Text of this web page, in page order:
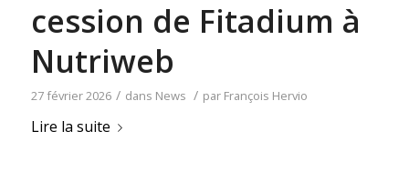
cession de Fitadium à
Nutriweb
27 février 2026 / dans News / par François Hervio
Lire la suite